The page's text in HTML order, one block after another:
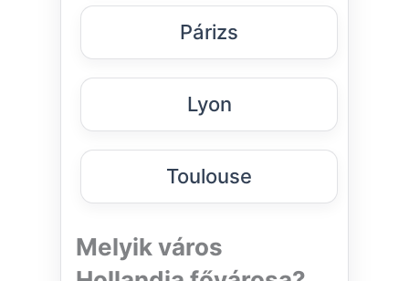
Párizs
Lyon
Toulouse
Melyik város